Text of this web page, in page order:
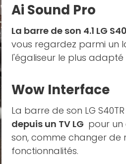
Ai Sound Pro
La barre de son 4.1 LG
vous regardez parmi un
l'égaliseur le plus
Wow Interface
La barre de son LG
depuis un TV LG pour
son, comme changer de
fonctionnalités.